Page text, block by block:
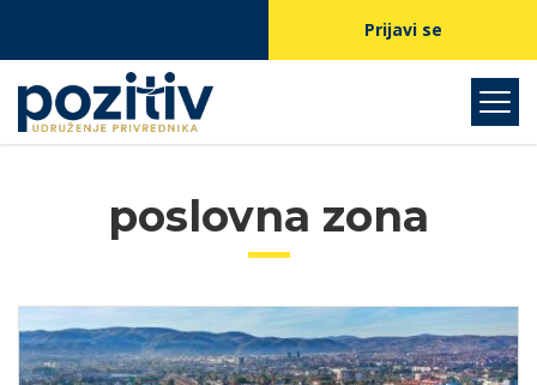
Prijavi se
poslovna zona